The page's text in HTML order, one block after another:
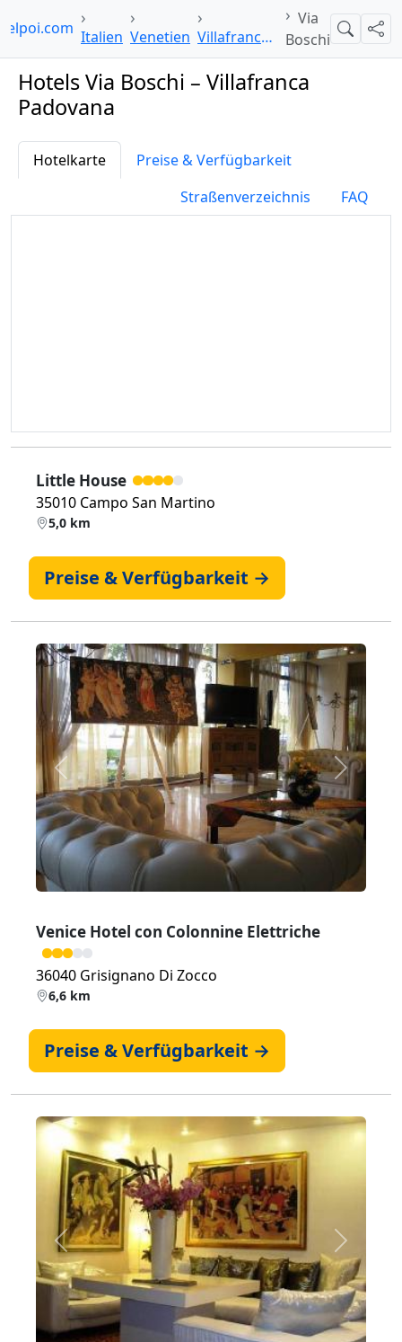
Italien Venetien Villafranca Padovana
Via
Boschi
Suche
Hotels Via Boschi – Villafranca
Padovana
Hotelkarte
Preise & Verfügbarkeit
Straßenverzeichnis
FAQ
Little House
35010 Campo San Martino
5,0 km
Preise & Verfügbarkeit →
Zurück Weiter
Venice Hotel con Colonnine Elettriche
36040 Grisignano Di Zocco
6,6 km
Preise & Verfügbarkeit →
Zurück Weiter